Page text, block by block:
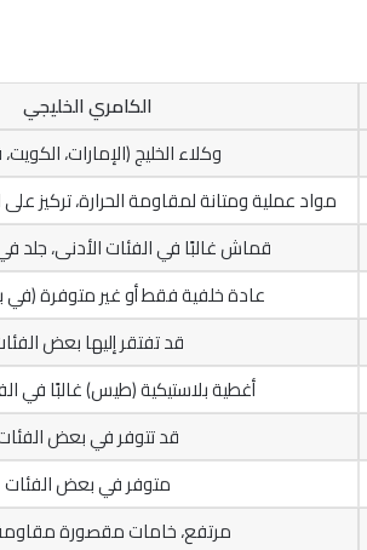
الكامري الخليجي
وكلاء الخليج (الإمارات،
مواد عملية ومتانة لمقاومة الحرارة، تركيز
قماش غالبًا في الفئات الأدنى، جلد في
عادة خلفية فقط أو غير متوفرة
قد تفتقر إليها بعض
أغطية بلاستيكية (طيس) غالبًا في
قد تتوفر في بعض
متوفر في بعض الفئات
مرتفع، خامات مقصورة مقاومة